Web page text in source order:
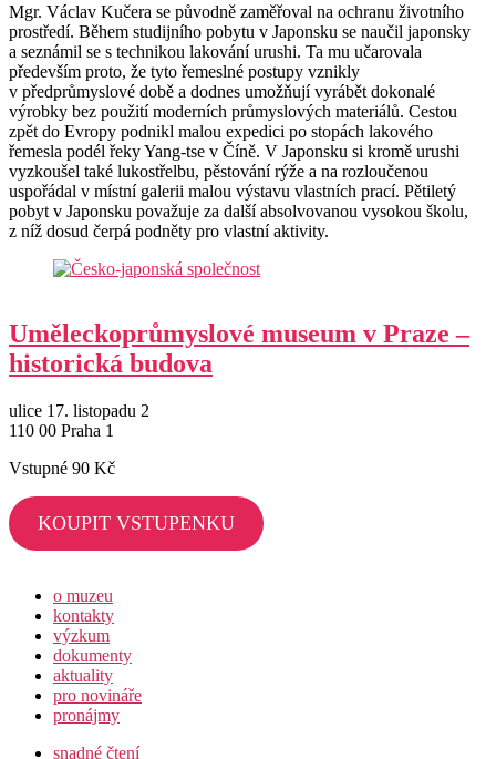
Mgr. Václav Kučera se původně zaměřoval na ochranu životního
prostředí. Během studijního pobytu v Japonsku se naučil japonsky
a seznámil se s technikou lakování urushi. Ta mu učarovala
především proto, že tyto řemeslné postupy vznikly
v předprůmyslové době a dodnes umožňují vyrábět dokonalé
výrobky bez použití moderních průmyslových materiálů. Cestou
zpět do Evropy podnikl malou expedici po stopách lakového
řemesla podél řeky Yang-tse v Číně. V Japonsku si kromě urushi
vyzkoušel také lukostřelbu, pěstování rýže a na rozloučenou
uspořádal v místní galerii malou výstavu vlastních prací. Pětiletý
pobyt v Japonsku považuje za další absolvovanou vysokou školu,
z níž dosud čerpá podněty pro vlastní aktivity.
Uměleckoprůmyslové museum v Praze –
historická budova
ulice 17. listopadu 2
110 00 Praha 1
Vstupné 90 Kč
KOUPIT VSTUPENKU
o muzeu
kontakty
výzkum
dokumenty
aktuality
pro novináře
pronájmy
snadné čtení